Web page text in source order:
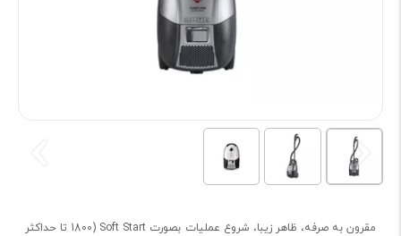
مقرون به صرفه، ظاهر زیبا، شروع عملیات بصورت Soft Start (1800 تا حداکثر